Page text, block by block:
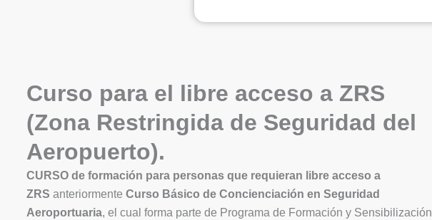
Curso para el libre acceso a ZRS
(Zona Restringida de Seguridad del
Aeropuerto).
CURSO de formación para personas que requieran libre acceso a
ZRS anteriormente Curso Básico de Concienciación en Seguridad
Aeroportuaria, el cual forma parte de Programa de Formación y Sensibilización